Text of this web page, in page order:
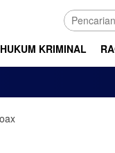
HUKUM KRIMINAL